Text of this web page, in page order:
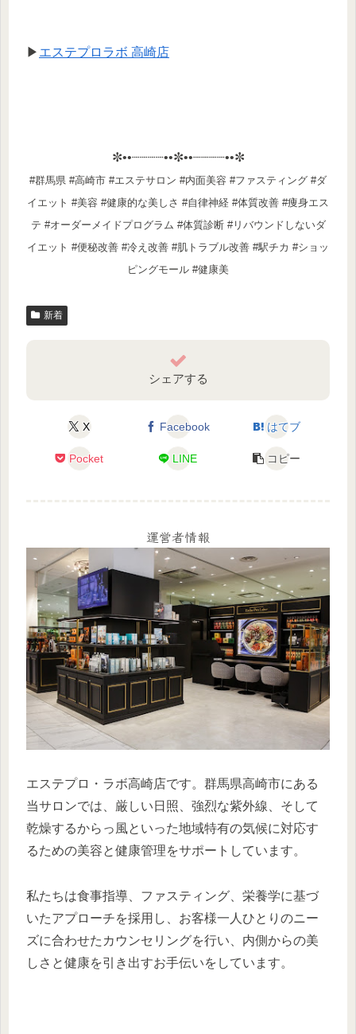
▶ エステプロラボ 高崎店
✼••┈┈┈┈••✼••┈┈┈┈••✼
#群馬県 #高崎市 #エステサロン #内面美容 #ファスティング #ダ
イエット #美容 #健康的な美しさ #自律神経 #体質改善 #痩身エス
テ #オーダーメイドプログラム #体質診断 #リバウンドしないダ
イエット #便秘改善 #冷え改善 #肌トラブル改善 #駅チカ #ショッ
ピングモール #健康美
新着
シェアする
X Facebook はてブ
Pocket LINE コピー
運営者情報
エステプロ・ラボ高崎店です。群馬県高崎市にある
当サロンでは、厳しい日照、強烈な紫外線、そして
乾燥するからっ風といった地域特有の気候に対応す
るための美容と健康管理をサポートしています。
私たちは食事指導、ファスティング、栄養学に基づ
いたアプローチを採用し、お客様一人ひとりのニー
ズに合わせたカウンセリングを行い、内側からの美
しさと健康を引き出すお手伝いをしています。